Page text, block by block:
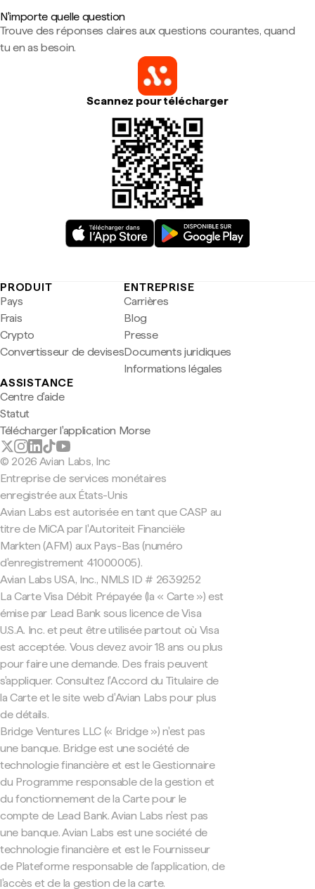
N'importe quelle question
Trouve des réponses claires aux questions courantes, quand
tu en as besoin.
Scannez pour télécharger
PRODUIT
Pays
Frais
Crypto
Convertisseur de devises
ENTREPRISE
Carrières
Blog
Presse
Documents juridiques
Informations légales
ASSISTANCE
Centre d'aide
Statut
Télécharger l'application Morse
© 2026 Avian Labs, Inc
Entreprise de services monétaires
enregistrée aux États-Unis
Avian Labs est autorisée en tant que CASP au
titre de MiCA par l'Autoriteit Financiële
Markten (AFM) aux Pays-Bas (numéro
d'enregistrement 41000005).
Avian Labs USA, Inc., NMLS ID # 2639252
La Carte Visa Débit Prépayée (la « Carte ») est
émise par Lead Bank sous licence de Visa
U.S.A. Inc. et peut être utilisée partout où Visa
est acceptée. Vous devez avoir 18 ans ou plus
pour faire une demande. Des frais peuvent
s'appliquer. Consultez l'Accord du Titulaire de
la Carte et le site web d'Avian Labs pour plus
de détails.
Bridge Ventures LLC (« Bridge ») n'est pas
une banque. Bridge est une société de
technologie financière et est le Gestionnaire
du Programme responsable de la gestion et
du fonctionnement de la Carte pour le
compte de Lead Bank. Avian Labs n'est pas
une banque. Avian Labs est une société de
technologie financière et est le Fournisseur
de Plateforme responsable de l'application, de
l'accès et de la gestion de la carte.